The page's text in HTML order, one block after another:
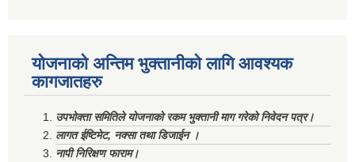
योजनाको अन्तिम भुक्तानीको लागि आवश्यक
कागजातहरु
उपभोक्ता समितिले योजनाको रकम भुक्तानी माग गरेको निवेदन पत्र।
लागत ईष्टिमेट, नक्सा तथा डिजाईन ।
नापी निरिक्षण फाराम।